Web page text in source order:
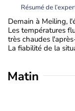
Résumé de
Demain à Meiling,
Les températures
très chaudes
La fiabilité de la
Matin